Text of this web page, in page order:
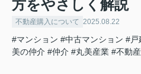
方をやさしく解説
不動産購入について 2025.08.22
#マンション #中古マンション #戸
美の仲介 #仲介 #丸美産業 #不動